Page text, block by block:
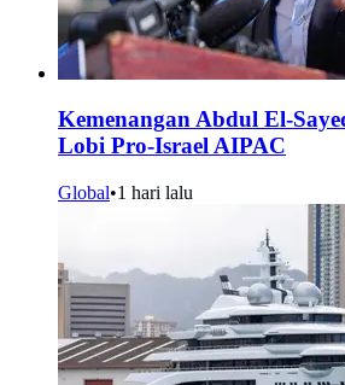
Kemenangan Abdul El-
Lobi Pro-Israel AIPAC
Global•1 hari lalu